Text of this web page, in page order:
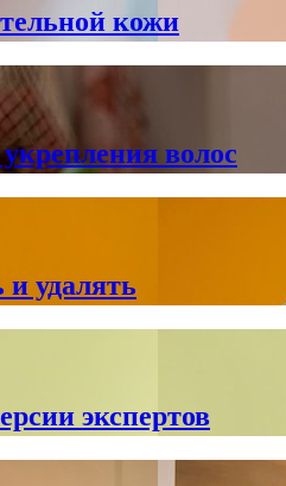
кожи
волос
удалять
экспертов